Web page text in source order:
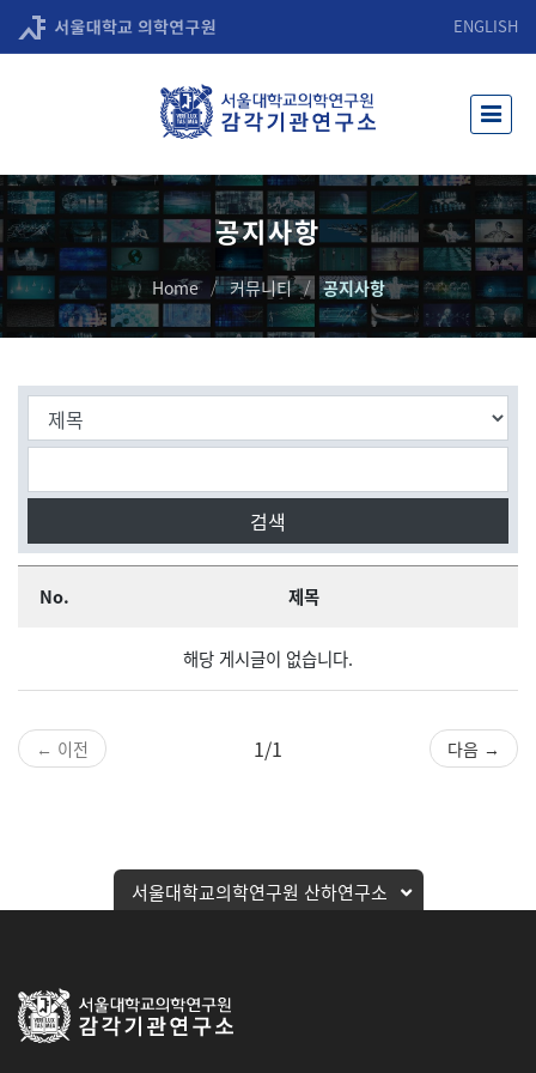
ENGLISH
공지사항
Home 커뮤니티 공지사항
No. 제목
해당 게시글이 없습니다.
← 이전 1/1 다음 →
서울대학교의학연구원 산하연구소